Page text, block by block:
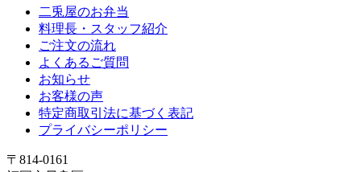
二兎屋のお弁当
料理長・スタッフ紹介
ご注文の流れ
よくあるご質問
お知らせ
お客様の声
特定商取引法に基づく表記
プライバシーポリシー
〒814-0161